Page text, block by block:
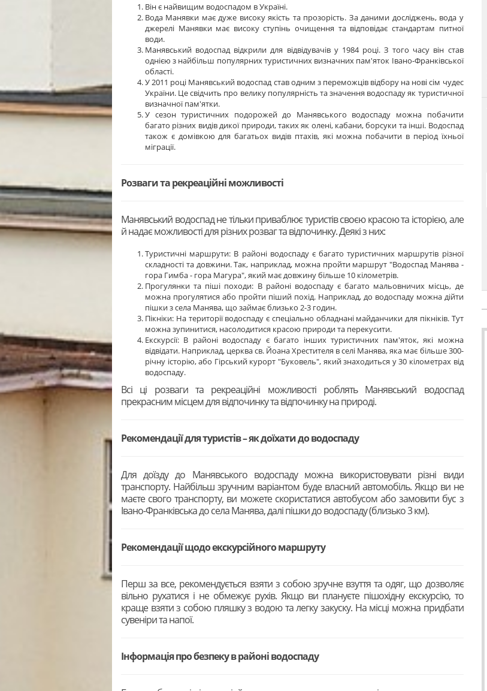
Він є найвищим водоспадом в Україні.
Вода Манявки має дуже високу якість та прозорість. За даними досліджень, вода у
джерелі Манявки має високу ступінь очищення та відповідає стандартам питної
води.
Манявський водоспад відкрили для відвідувачів у 1984 році. З того часу він став
однією з найбільш популярних туристичних визначних пам'яток Івано-Франківської
області.
У 2011 році Манявський водоспад став одним з переможців відбору на нові сім чудес
України. Це свідчить про велику популярність та значення водоспаду як туристичної
визначної пам'ятки.
У сезон туристичних подорожей до Манявського водоспаду можна побачити
багато різних видів дикої природи, таких як олені, кабани, борсуки та інші. Водоспад
також є домівкою для багатьох видів птахів, які можна побачити в період їхньої
міграції.
Розваги та рекреаційні можливості
Манявський водоспад не тільки приваблює туристів своєю красою та історією, але
й надає можливості для різних розваг та відпочинку. Деякі з них:
Туристичні маршрути: В районі водоспаду є багато туристичних маршрутів різної
складності та довжини. Так, наприклад, можна пройти маршрут "Водоспад Манява -
гора Гимба - гора Магура", який має довжину більше 10 кілометрів.
Прогулянки та піші походи: В районі водоспаду є багато мальовничих місць, де
можна прогулятися або пройти піший похід. Наприклад, до водоспаду можна дійти
пішки з села Манява, що займає близько 2-3 годин.
Пікніки: На території водоспаду є спеціально обладнані майданчики для пікніків. Тут
можна зупинитися, насолодитися красою природи та перекусити.
Екскурсії: В районі водоспаду є багато інших туристичних пам'яток, які можна
відвідати. Наприклад, церква св. Йоана Хрестителя в селі Манява, яка має більше 300-
річну історію, або Гірський курорт "Буковель", який знаходиться у 30 кілометрах від
водоспаду.
Всі ці розваги та рекреаційні можливості роблять Манявський водоспад
прекрасним місцем для відпочинку та відпочинку на природі.
Рекомендації для туристів – як доїхати до водоспаду
Для доїзду до Манявського водоспаду можна використовувати різні види
транспорту. Найбільш зручним варіантом буде власний автомобіль. Якщо ви не
маєте свого транспорту, ви можете скористатися автобусом або замовити бус з
Івано-Франківська до села Манява, далі пішки до водоспаду (близько 3 км).
Рекомендації щодо екскурсійного маршруту
Перш за все, рекомендується взяти з собою зручне взуття та одяг, що дозволяє
вільно рухатися і не обмежує рухів. Якщо ви плануєте пішохідну екскурсію, то
краще взяти з собою пляшку з водою та легку закуску. На місці можна придбати
сувеніри та напої.
Інформація про безпеку в районі водоспаду